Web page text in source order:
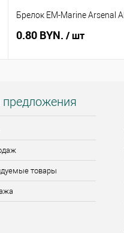
Брелок EM-Marine Arsenal
0.80 BYN. / шт
товары